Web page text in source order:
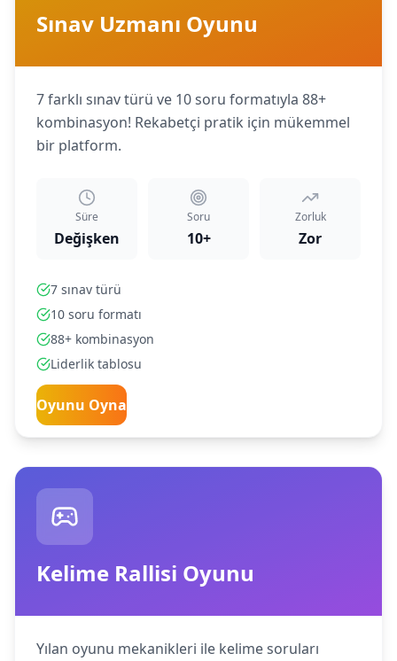
Sınav Uzmanı Oyunu
7 farklı sınav türü ve 10 soru formatıyla 88+
kombinasyon! Rekabetçi pratik için mükemmel
bir platform.
Süre
Değişken
Soru
10+
Zorluk
Zor
7 sınav türü
10 soru formatı
88+ kombinasyon
Liderlik tablosu
Oyunu Oyna
Kelime Rallisi Oyunu
Yılan oyunu mekanikleri ile kelime soruları